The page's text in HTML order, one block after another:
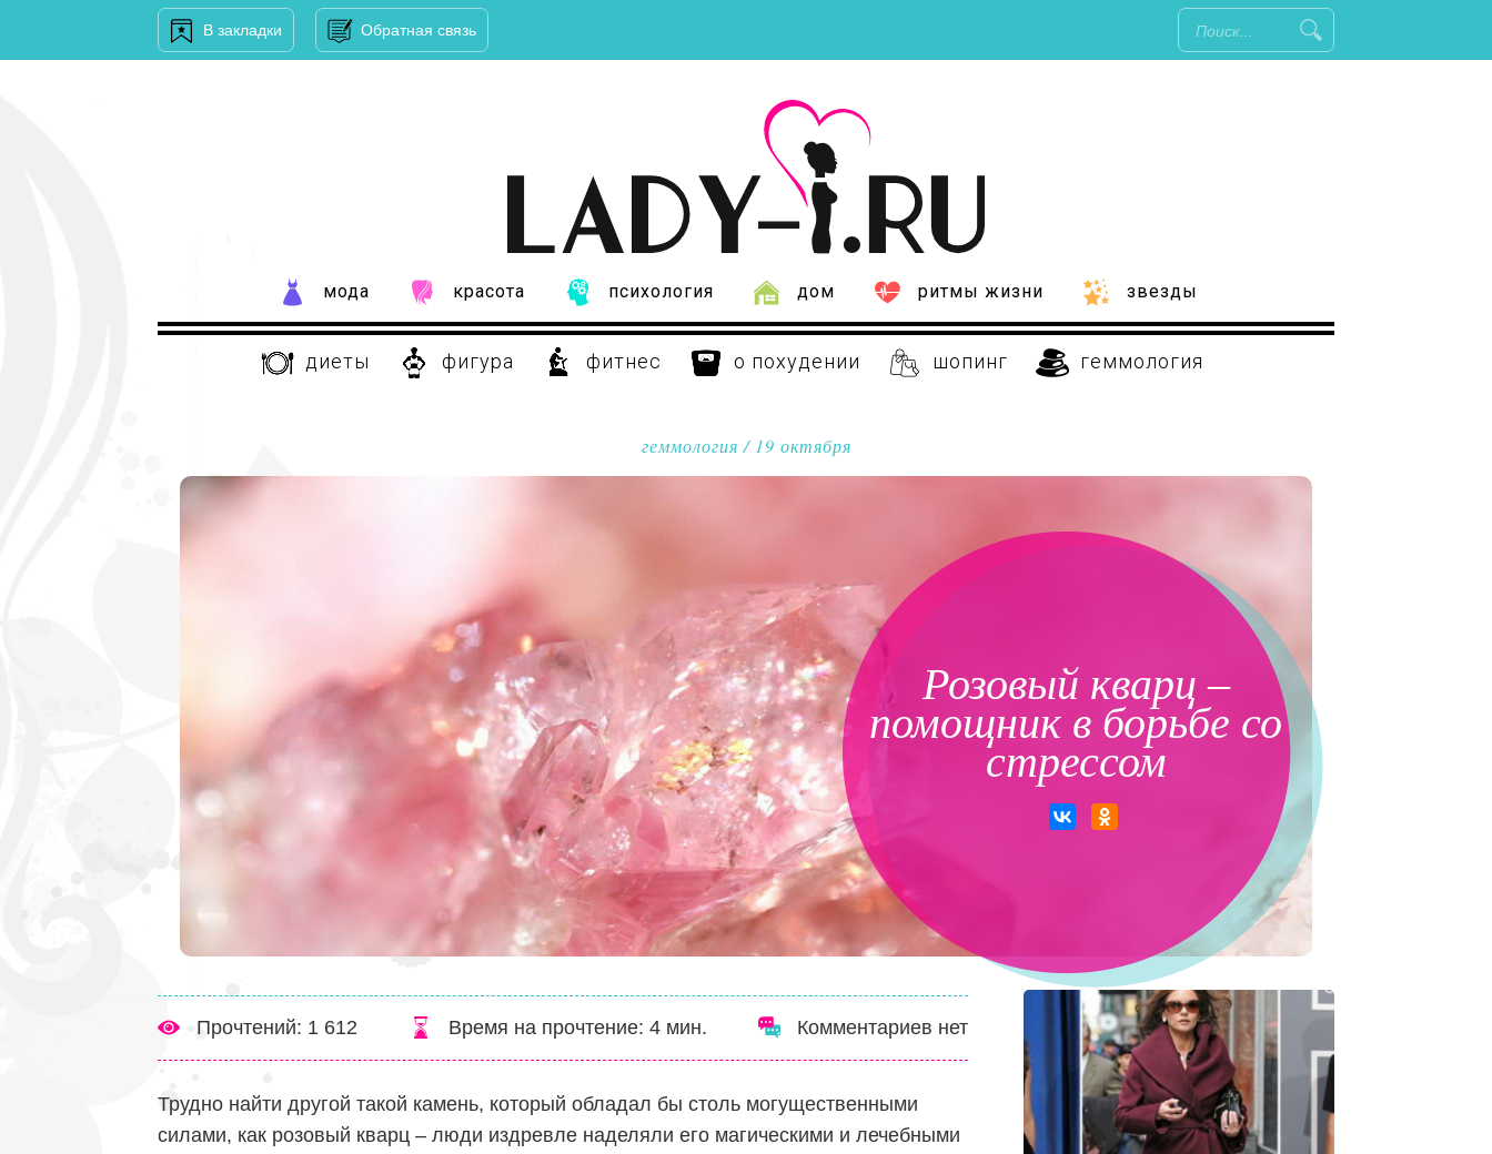
В закладки Обратная связь
мода красота психология дом ритмы жизни звезды
диеты фигура фитнес о похудении шопинг геммология
геммология / 19 октября
Розовый кварц –
помощник в борьбе со
стрессом
Прочтений: 1 612 Время на прочтение: 4 мин. Комментариев нет
Трудно найти другой такой камень, который обладал бы столь могущественными
силами, как розовый кварц – люди издревле наделяли его магическими и лечебными